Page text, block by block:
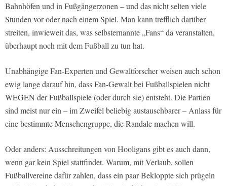
Bahnhöfen und in Fußgängerzonen – und das nicht selten viele
Stunden vor oder nach einem Spiel. Man kann trefflich darüber
streiten, inwieweit das, was selbsternannte „Fans“ da veranstalten,
überhaupt noch mit dem Fußball zu tun hat.
Unabhängige Fan-Experten und Gewaltforscher weisen auch schon
ewig lange darauf hin, dass Fan-Gewalt bei Fußballspielen nicht
WEGEN der Fußballspiele (oder durch sie) entsteht. Die Partien
sind meist nur ein – im Zweifel beliebig austauschbarer – Anlass für
eine bestimmte Menschengruppe, die Randale machen will.
Oder anders: Ausschreitungen von Hooligans gibt es auch dann,
wenn gar kein Spiel stattfindet. Warum, mit Verlaub, sollen
Fußballvereine dafür zahlen, dass ein paar Bekloppte sich prügeln